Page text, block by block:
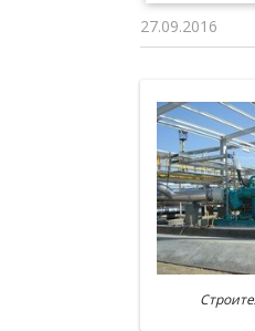
27.09.2016